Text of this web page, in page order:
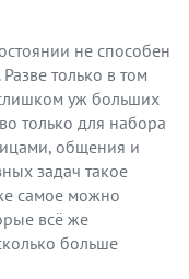
не способен
только в том
уж больших
только для набора
общения и
задач такое
самое можно
всё же
больше